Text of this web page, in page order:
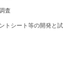
査
シート等の開発と試